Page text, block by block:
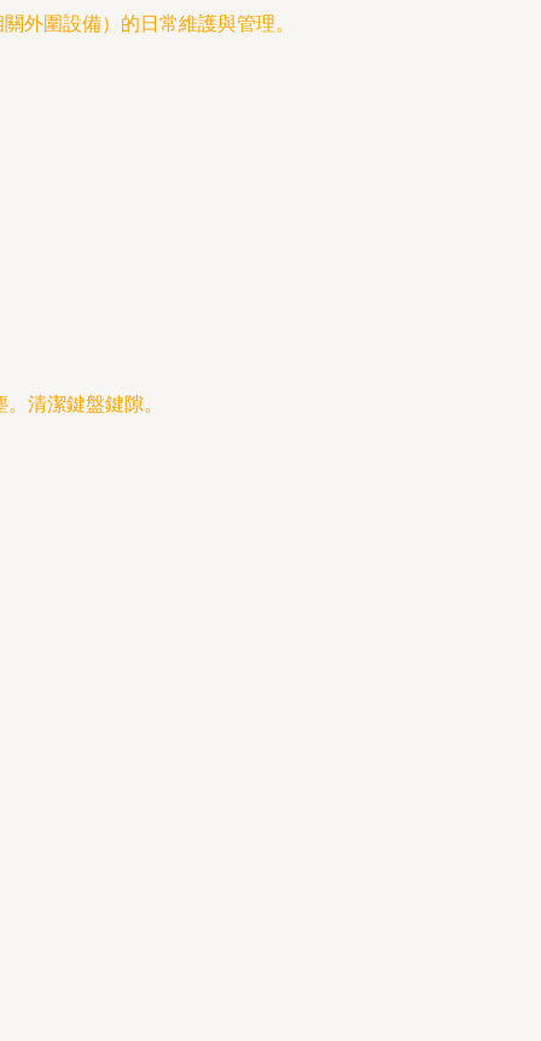
外圍設備）的日常維護與管理。
清潔鍵盤鍵隙。